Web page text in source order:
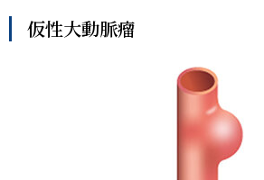
仮性大動脈瘤